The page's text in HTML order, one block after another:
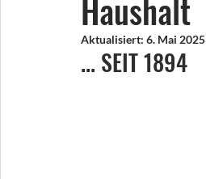
Haushalt
Aktualisiert: 6. Mai 2025
... SEIT 1894